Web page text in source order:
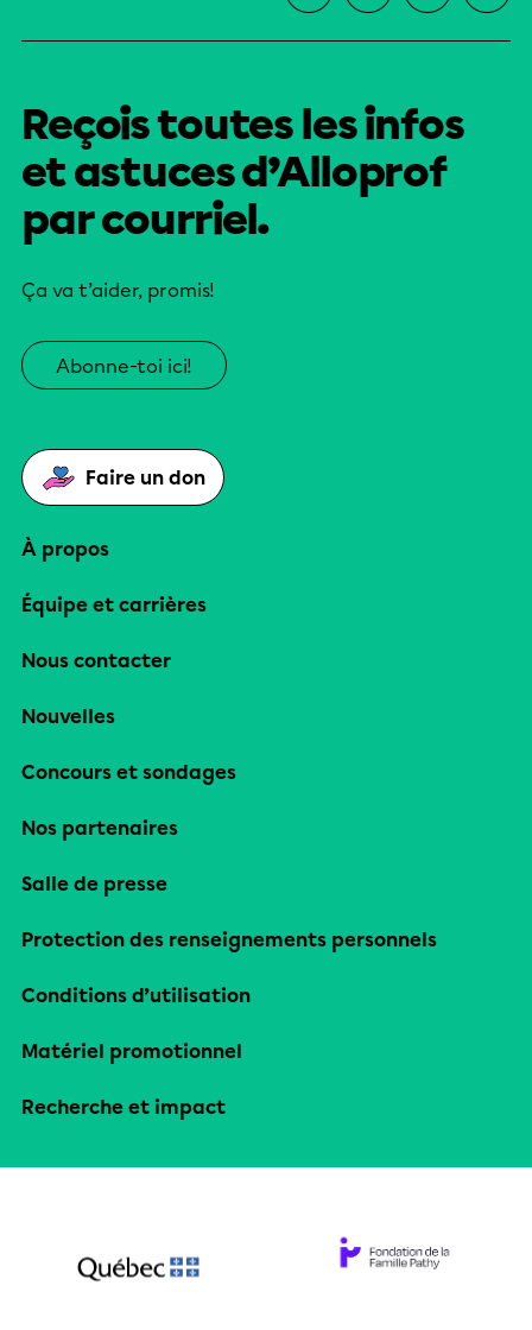
Reçois toutes les infos
et astuces d’Alloprof
par courriel.
Ça va t’aider, promis!
Abonne-toi ici!
Faire un don
À propos
Équipe et carrières
Nous contacter
Nouvelles
Concours et sondages
Nos partenaires
Salle de presse
Protection des renseignements personnels
Conditions d’utilisation
Matériel promotionnel
Recherche et impact